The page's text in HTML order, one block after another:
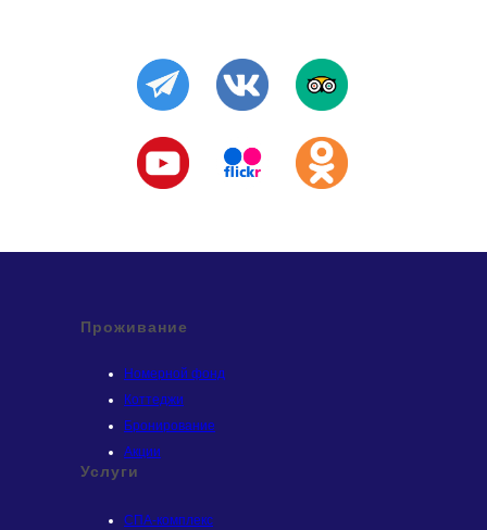
Проживание
Номерной фонд
Коттеджи
Бронирование
Акции
Услуги
СПА-комплекс